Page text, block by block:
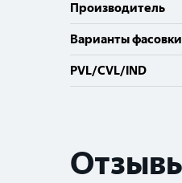
Производитель
Варианты
PVL/CVL/IND